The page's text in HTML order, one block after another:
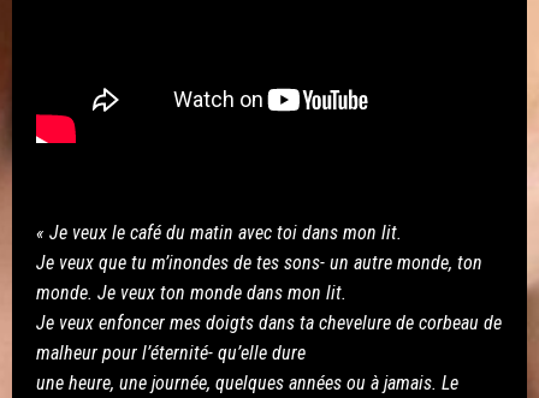
« Je veux le café du matin avec toi dans mon lit.
Je veux que tu m’inondes de tes sons- un autre monde, ton
monde. Je veux ton monde dans mon lit.
Je veux enfoncer mes doigts dans ta chevelure de corbeau de
malheur pour l’éternité- qu’elle dure
une heure, une journée, quelques années ou à jamais. Le